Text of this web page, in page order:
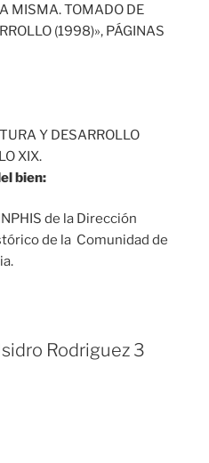
MISMA. TOMADO DE
(1998)», PÁGINAS
Y DESARROLLO
XIX.
bien:
de la Dirección
de la Comunidad de
Rodriguez 3